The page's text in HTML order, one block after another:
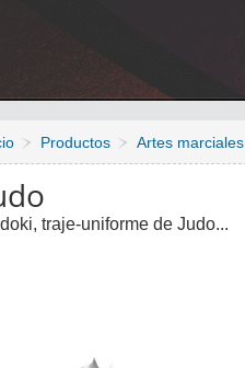
Productos Artes marciales
traje-uniforme de Judo...